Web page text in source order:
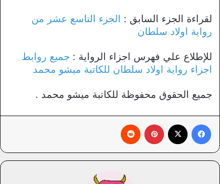
لقراءة الجزء السابق : الجزء التاسع عشر من
رواية اولاد سلطان
للإطلاع علي فهرس اجزاء الرواية : جميع روابط
اجزاء رواية اولاد سلطان للكاتبة ميشو محمد
جميع الحقوق محفوظة للكاتبة ميشو محمد .